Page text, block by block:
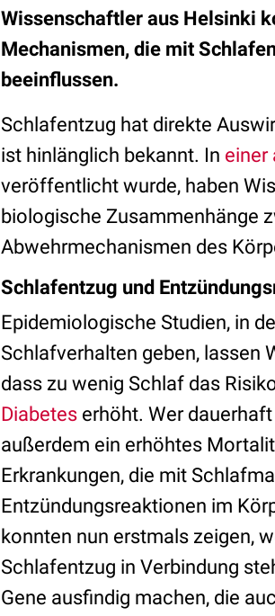
Wissenschaftler aus Helsinki
Mechanismen, die mit
beeinflussen.
Schlafentzug hat direkte
ist hinlänglich bekannt. In einer
veröffentlicht wurde, haben
biologische Zusammenhänge
Abwehrmechanismen des
Schlafentzug und
Epidemiologische Studien, in
Schlafverhalten geben, lassen
dass zu wenig Schlaf das
Diabetes erhöht. Wer
außerdem ein erhöhtes
Erkrankungen, die mit
Entzündungsreaktionen im
konnten nun erstmals zeigen,
Schlafentzug in Verbindung
Gene ausfindig machen, die